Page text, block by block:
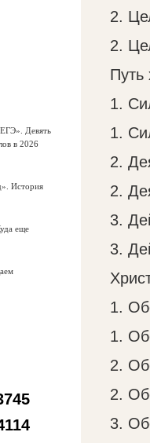
Девять
в 2026
История
еще
2.
2.
Путь
1.
1.
2.
2.
3.
3.
1.
1.
2.
2.
3.